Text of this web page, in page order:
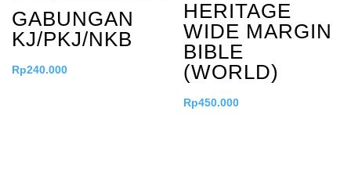
GABUNGAN
KJ/PKJ/NKB
Rp240.000
HERITAGE
WIDE MARGIN
BIBLE
(WORLD)
Rp450.000